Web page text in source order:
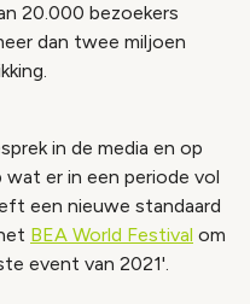
20.000 bezoekers
dan twee miljoen
in de media en op
wat er in een periode vol
een nieuwe standaard
BEA World Festival om
event van 2021'.